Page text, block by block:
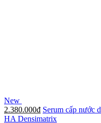
New
2.380.000đ Serum cấp nước
HA Densimatrix